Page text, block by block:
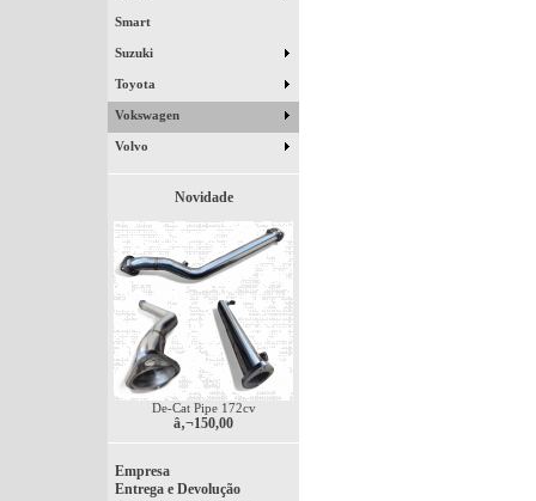
Smart
Suzuki
Toyota
Vokswagen
Volvo
Novidade
De-Cat Pipe 172cv
â‚¬150,00
Empresa
Entrega e Devolução